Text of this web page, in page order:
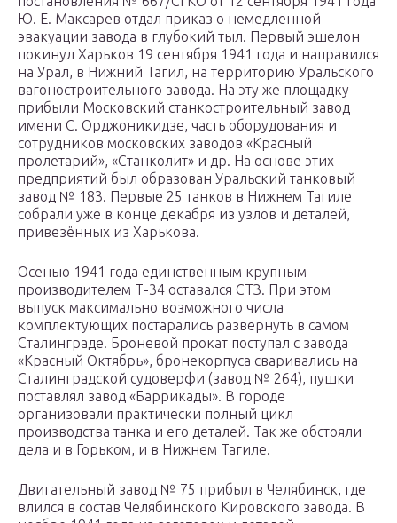
Ю. Е. Максарев отдал приказ о немедленной
эвакуации завода в глубокий тыл. Первый эшелон
покинул Харьков 19 сентября 1941 года и направился
на Урал, в Нижний Тагил, на территорию Уральского
вагоностроительного завода. На эту же площадку
прибыли Московский станкостроительный завод
имени С. Орджоникидзе, часть оборудования и
сотрудников московских заводов «Красный
пролетарий», «Станколит» и др. На основе этих
предприятий был образован Уральский танковый
завод № 183. Первые 25 танков в Нижнем Тагиле
собрали уже в конце декабря из узлов и деталей,
привезённых из Харькова.
Осенью 1941 года единственным крупным
производителем Т-34 оставался СТЗ. При этом
выпуск максимально возможного числа
комплектующих постарались развернуть в самом
Сталинграде. Броневой прокат поступал с завода
«Красный Октябрь», бронекорпуса сваривались на
Сталинградской судоверфи (завод № 264), пушки
поставлял завод «Баррикады». В городе
организовали практически полный цикл
производства танка и его деталей. Так же обстояли
дела и в Горьком, и в Нижнем Тагиле.
Двигательный завод № 75 прибыл в Челябинск, где
влился в состав Челябинского Кировского завода. В